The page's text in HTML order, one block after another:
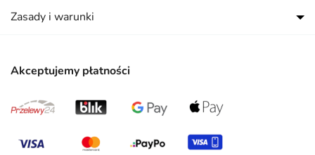
Akceptujemy płatności
Zasady i warunki